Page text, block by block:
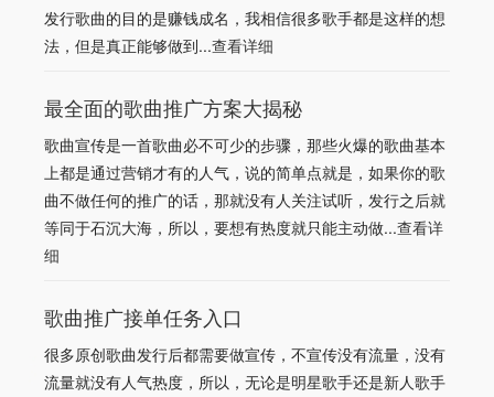
发行歌曲的目的是赚钱成名，我相信很多歌手都是这样的想
法，但是真正能够做到...查看详细
最全面的歌曲推广方案大揭秘
歌曲宣传是一首歌曲必不可少的步骤，那些火爆的歌曲基本
上都是通过营销才有的人气，说的简单点就是，如果你的歌
曲不做任何的推广的话，那就没有人关注试听，发行之后就
等同于石沉大海，所以，要想有热度就只能主动做...查看详
细
歌曲推广接单任务入口
很多原创歌曲发行后都需要做宣传，不宣传没有流量，没有
流量就没有人气热度，所以，无论是明星歌手还是新人歌手